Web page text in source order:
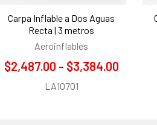
Carpa Inflable a Dos Aguas
Recta | 3 metros
Aeroinflables
$2,487.00 - $3,384.00
LA10701